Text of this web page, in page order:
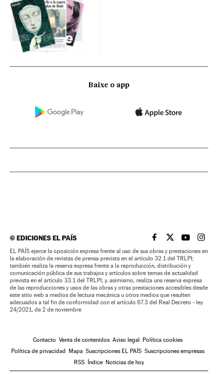
Baixe o app
©EDICIONES EL PAÍS EL PAÍS BRASIL EN
EL PAÍSEL PAÍS
EL
EL PAÍS ejerce la oposición expresa frente al uso de sus obras y prestaciones en
la elaboración de revistas de prensa prevista en el artículo 32.1 del TRLPI;
también realiza la reserva expresa frente a la reproducción, distribución y
comunicación pública de sus trabajos y artículos sobre temas de actualidad
prevista en el artículo 33.1 del TRLPI; y, asimismo, realiza una reserva expresa
de las reproducciones y usos de las obras y otras prestaciones accesibles desde
este sitio web a medios de lectura mecánica u otros medios que resulten
adecuados a tal fin de conformidad con el artículo 67.3 del Real Decreto - ley
24/2021, de 2 de noviembre
Contacto Venta de contenidos Aviso legal
Política cookies
Política de privacidad
Mapa Suscripciones EL PAÍS Suscripciones empresas
RSS
Índice Noticias de hoy